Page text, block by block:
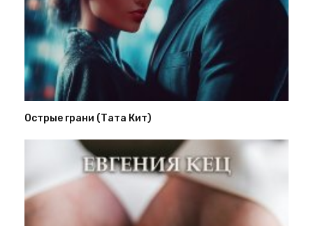
Острые грани (Тата Кит)